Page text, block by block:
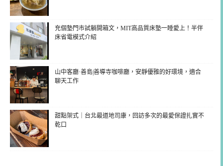
充個墊門市試躺開箱文，MIT高品質床墊一睡愛上！半伴
床省電模式介紹
山中客廳·善島|善導寺咖啡廳，安靜優雅的好環境，適合
聊天工作
甜點架式｜台北最道地司康，回訪多次的最愛保證扎實不
乾口